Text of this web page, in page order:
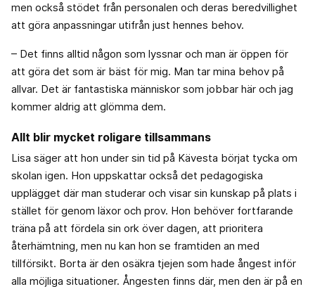
men också stödet från personalen och deras beredvillighet
att göra anpassningar utifrån just hennes behov.
– Det finns alltid någon som lyssnar och man är öppen för
att göra det som är bäst för mig. Man tar mina behov på
allvar. Det är fantastiska människor som jobbar här och jag
kommer aldrig att glömma dem.
Allt blir mycket roligare tillsammans
Lisa säger att hon under sin tid på Kävesta börjat tycka om
skolan igen. Hon uppskattar också det pedagogiska
upplägget där man studerar och visar sin kunskap på plats i
stället för genom läxor och prov. Hon behöver fortfarande
träna på att fördela sin ork över dagen, att prioritera
återhämtning, men nu kan hon se framtiden an med
tillförsikt. Borta är den osäkra tjejen som hade ångest inför
alla möjliga situationer. Ångesten finns där, men den är på en